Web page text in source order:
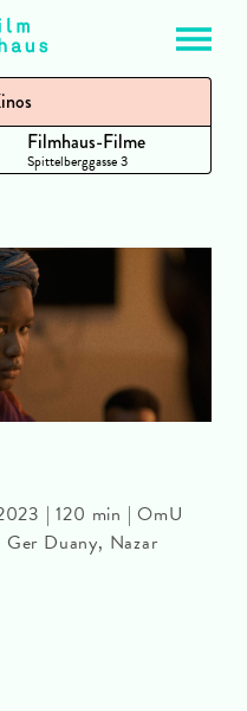
Filmhaus-Filme
Spittelberggasse 3
| 120 min | OmU
Duany, Nazar